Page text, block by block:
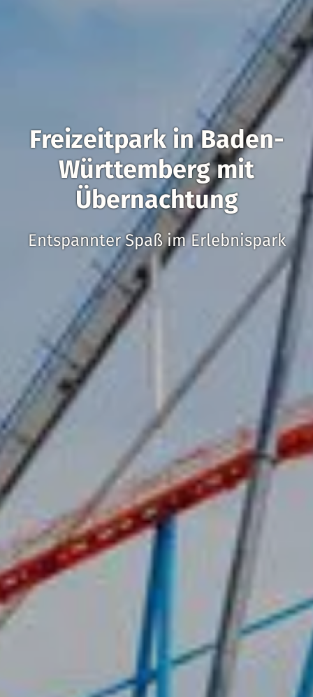
Freizeitpark in Baden-
Württemberg mit
Übernachtung
Entspannter Spaß im Erlebnispark